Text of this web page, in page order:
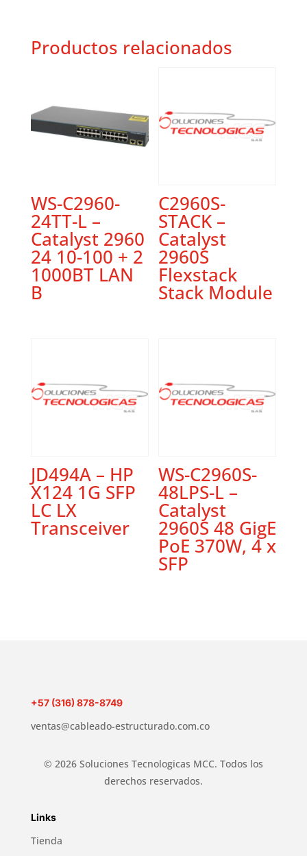
Productos relacionados
WS-C2960-
24TT-L –
Catalyst 2960
24 10-100 + 2
1000BT LAN
B
C2960S-
STACK –
Catalyst
2960S
Flexstack
Stack Module
JD494A – HP
X124 1G SFP
LC LX
Transceiver
WS-C2960S-
48LPS-L –
Catalyst
2960S 48 GigE
PoE 370W, 4 x
SFP
+57 (316) 878-8749
ventas@cableado-estructurado.com.co
© 2026 Soluciones Tecnologicas MCC. Todos los
derechos reservados.
Links
Tienda